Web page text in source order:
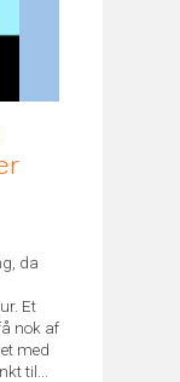
da
Et
nok af
med
til...